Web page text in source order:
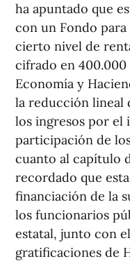
ha apuntado que
con un Fondo
cierto nivel de
cifrado en 400.000
Economía y
la reducción lineal
los ingresos por el
participación de
cuanto al capítulo
recordado que
financiación de la
los funcionarios
estatal, junto con
gratificaciones de